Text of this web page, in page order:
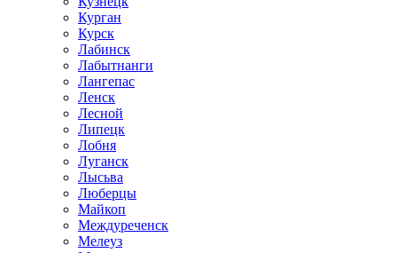
Курган
Курск
Лабинск
Лабытнанги
Лангепас
Ленск
Лесной
Липецк
Лобня
Луганск
Лысьва
Люберцы
Майкоп
Междуреченск
Мелеуз